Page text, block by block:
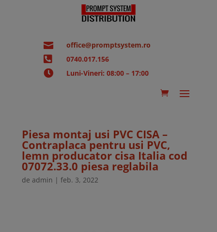
 office@promptsystem.ro
 0740.017.156
 Luni-Vineri: 08:00 – 17:00
Piesa montaj usi PVC CISA –
Contraplaca pentru usi PVC,
lemn producator cisa Italia cod
07072.33.0 piesa reglabila
de admin | feb. 3, 2022